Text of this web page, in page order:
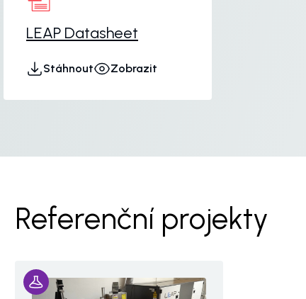
LEAP Datasheet
Stáhnout Zobrazit
Referenční projekty